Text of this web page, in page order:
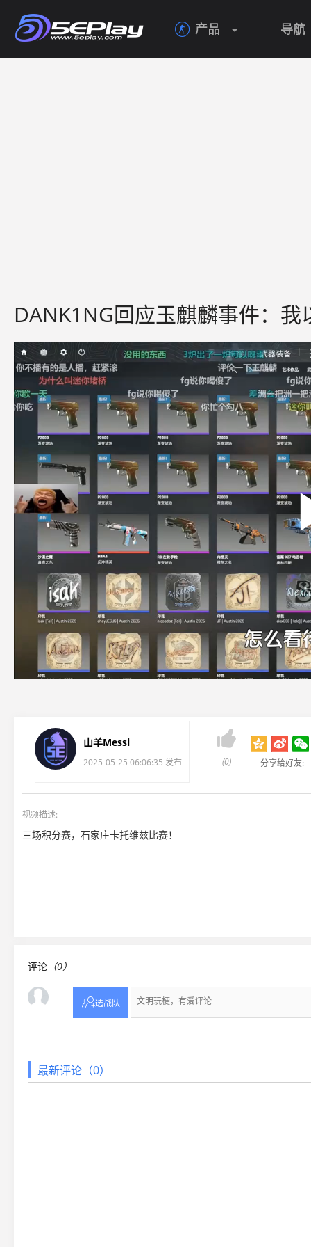
 产品 导航
DANK1NG回应玉麒麟事件：
山羊Messi
2025-05-25 06:06:35 发布

(0) 分享给好友:
视频描述:
三场积分赛，石家庄卡托维兹比赛！
评论 （0）
选战队
最新评论（0）